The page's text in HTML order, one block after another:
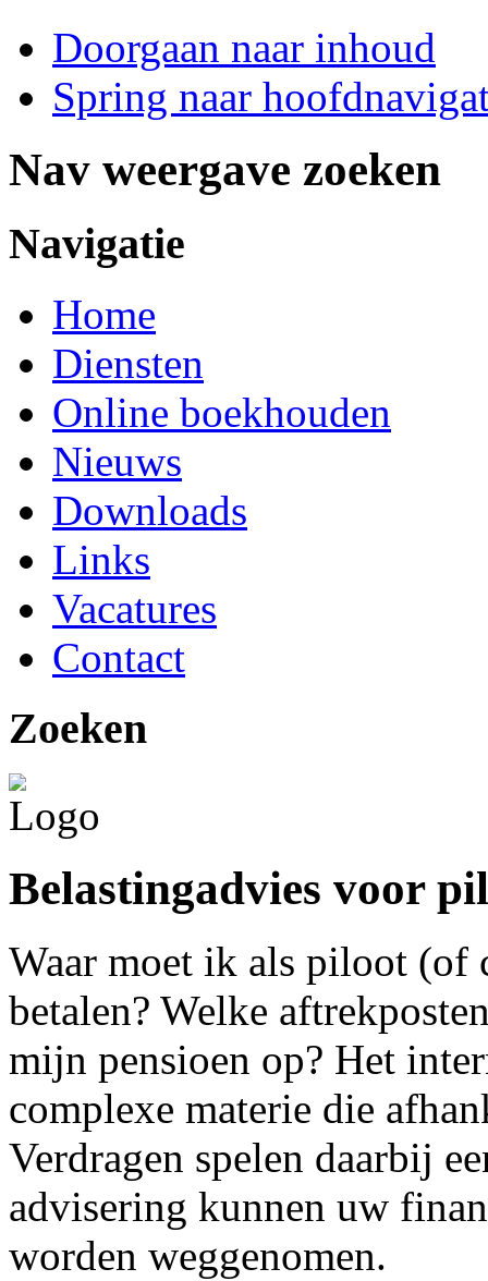
Doorgaan naar inhoud
Spring naar
Nav weergave zoeken
Navigatie
Home
Diensten
Online boekhouden
Nieuws
Downloads
Links
Vacatures
Contact
Zoeken
Belastingadvies voor
Waar moet ik als piloot (of
betalen? Welke
mijn pensioen op? Het
complexe materie die
Verdragen spelen daarbij
advisering kunnen uw
worden weggenomen.